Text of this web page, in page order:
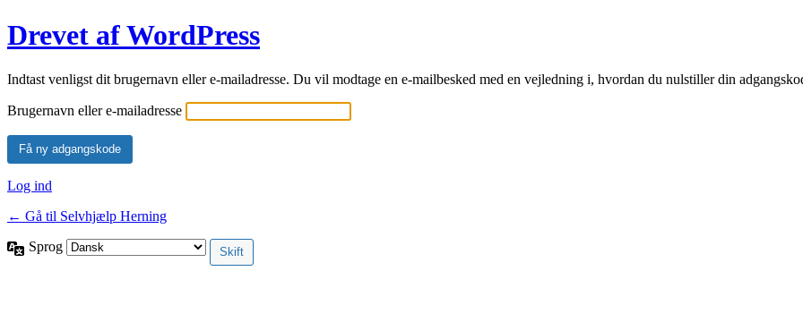
Drevet af WordPress
Indtast venligst dit brugernavn eller e-mailadresse. Du vil modtage en e-mailbesked med en vejledning i, hvordan du nulstiller din
Brugernavn eller e-mailadresse
Log ind
← Gå til Selvhjælp Herning
Sprog